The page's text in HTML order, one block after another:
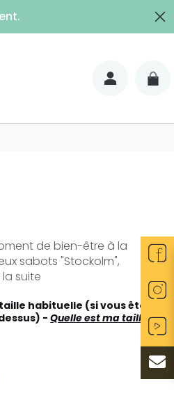
de bien-être à la
sabots "Stockolm",
la suite
habituelle (si vous êtes
-Quelle est ma taille ?